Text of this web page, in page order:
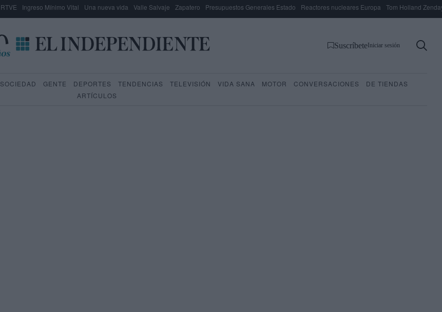
RTVE Ingreso Mínimo Vital Una nueva vida Valle Salvaje Zapatero Presupuestos Generales Estado Reactores nucleares Europa Tom Holland
SuscríbeteIniciar sesión
SOCIEDAD GENTE DEPORTES TENDENCIAS TELEVISIÓN VIDA SANA MOTOR CONVERSACIONES
DE TIENDAS
ARTÍCULOS